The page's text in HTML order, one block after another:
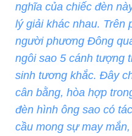
nghĩa của chiếc đèn
lý giải khác nhau. Trên
người phương Đông
ngôi sao 5 cánh tượng
sinh tương khắc. Đây
cân bằng, hòa hợp
đèn hình ông sao có
cầu mong sự may